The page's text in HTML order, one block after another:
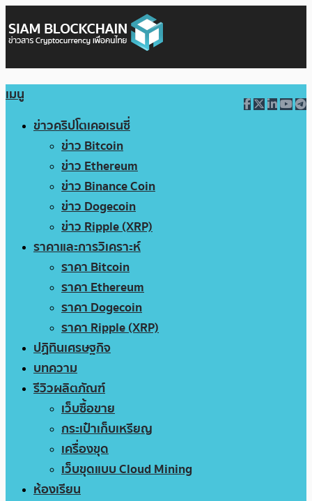
เมนู
ข่าวคริปโตเคอเรนซี่
ข่าว Bitcoin
ข่าว Ethereum
ข่าว Binance Coin
ข่าว Dogecoin
ข่าว Ripple (XRP)
ราคาและการวิเคราะห์
ราคา Bitcoin
ราคา Ethereum
ราคา Dogecoin
ราคา Ripple (XRP)
ปฏิทินเศรษฐกิจ
บทความ
รีวิวผลิตภัณฑ์
เว็บซื้อขาย
กระเป๋าเก็บเหรียญ
เครื่องขุด
เว็บขุดแบบ Cloud Mining
ห้องเรียน